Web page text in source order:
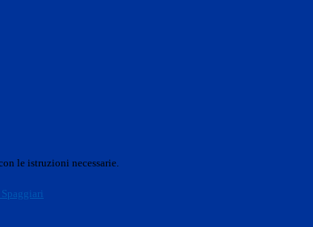
le istruzioni necessarie.